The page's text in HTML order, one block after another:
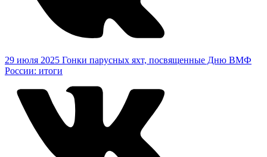
29 июля 2025 Гонки парусных яхт, посвященные Дню ВМФ
России: итоги